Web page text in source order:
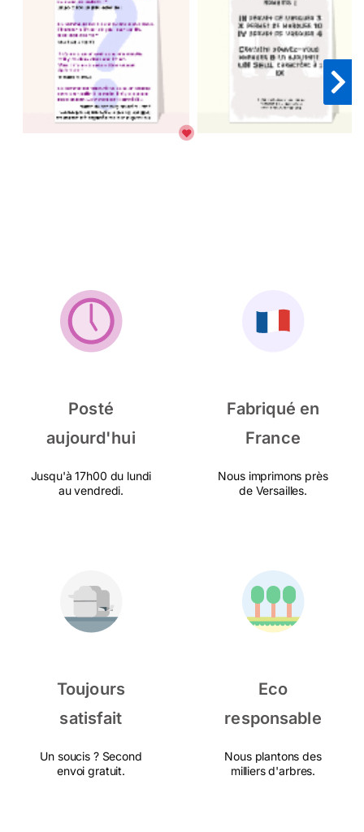
Posté
aujourd'hui
Jusqu'à 17h00 du lundi
au vendredi.
Fabriqué en
France
Nous imprimons près
de Versailles.
Toujours
satisfait
Un soucis ? Second
envoi gratuit.
Eco
responsable
Nous plantons des
milliers d'arbres.